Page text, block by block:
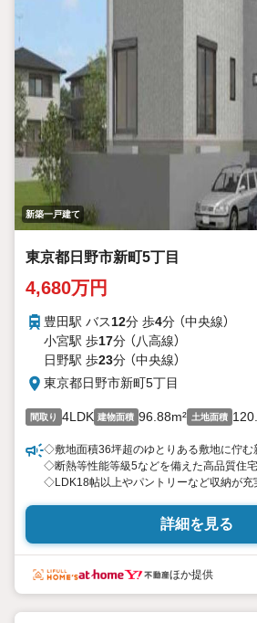
新築一戸建て
東京都日野市新町5丁目
4,680万円
豊田駅 バス12分 歩4分 （中央線）
小宮駅 歩17分 （八高線）
日野駅 歩23分 （中央線）
東京都日野市新町5丁目
間取り 4LDK 建物面積 96.88m² 土地面積
◇敷地面積36坪超のゆとりある敷地に佇む
◇断熱等性能等級5などを備えた高品質住
◇LDK18帖以上やパントリーなど収納が充
※バザール会場には、ベビーベッドや
キッズスペースをご用意しております。
資料請求、住宅ローンのご相談などお気軽
スタッフ25名でお客様がご覧になったこ
意しております。
詳細を見る
ほか提供